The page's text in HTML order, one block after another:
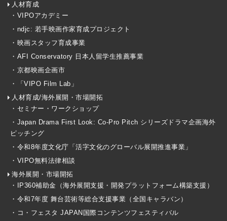
人材育成
・VIPOアカデミー
・ndjc: 若手映画作家育成プロジェクト
・映画スタッフ育成事業
・AFI Conservatory 日本人留学生推薦事業
・京都映画企画市
・「VIPO Film Lab」
人材育成/海外展開・市場開拓
・セミナー・ワークショップ
・Japan Drama First Look: Co-Pro Pitch シリーズドラマ企画海外
ピッチング
・令和8年度文化庁「活字文化のグローバル展開推進事業」
・VIPO無料法律相談
海外展開・市場開拓
・IP360補助金（海外展開支援・開発プラットフォーム構築支援）
・令和7年度 舞台芸術等総合支援事業（全国キャラバン）
・コ・フェスタ JAPAN国際コンテンツフェスティバル